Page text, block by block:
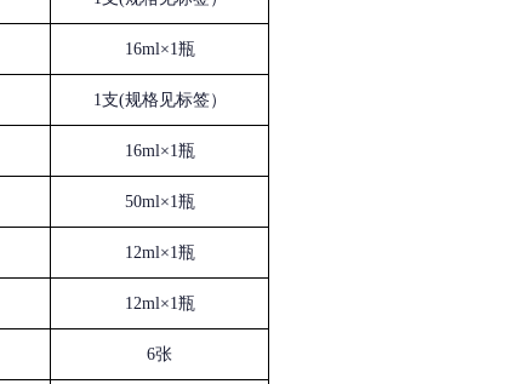
16ml×1瓶
1支(规格见标签）
16ml×1瓶
50ml×1瓶
12ml×1瓶
12ml×1瓶
6张